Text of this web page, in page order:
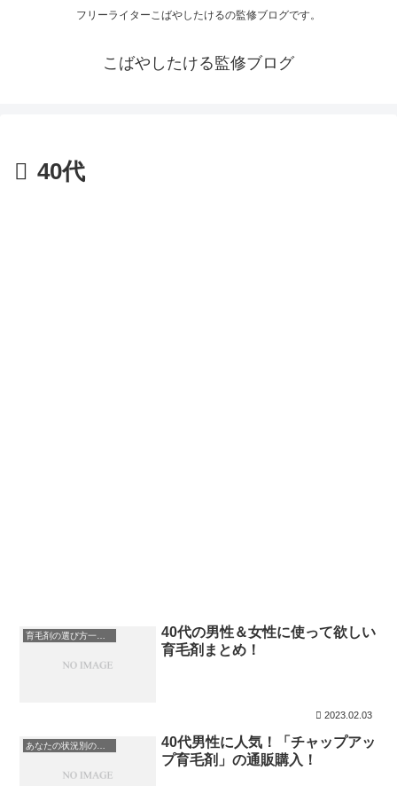
フリーライターこばやしたけるの監修ブログです。
こばやしたける監修ブログ
40代
育毛剤の選び方一覧まとめ！
40代の男性＆女性に使って欲しい
育毛剤まとめ！
2023.02.03
あなたの状況別のオススメ育毛剤一覧まとめ！
40代男性に人気！「チャップアッ
プ育毛剤」の通販購入！